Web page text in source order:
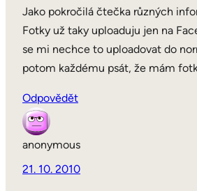
Jako pokročilá čtečka různých
Fotky už taky uploaduju jen na
se mi nechce to uploadovat do
potom každému psát, že mám
Odpovědět
anonymous
21. 10. 2010